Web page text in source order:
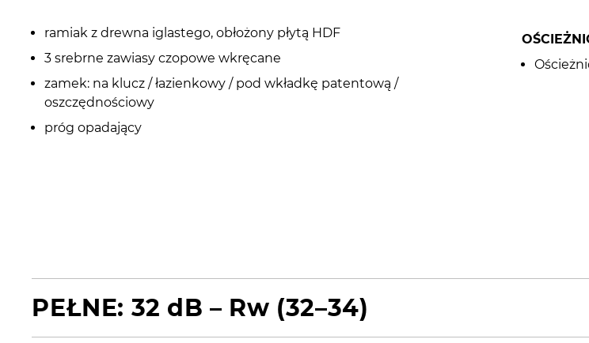
ramiak z drewna iglastego, obłożony płytą HDF
3 srebrne zawiasy czopowe wkręcane
zamek: na klucz / łazienkowy / pod wkładkę patentową /
oszczędnościowy
próg opadający
PEŁNE: 32 dB – Rw (32–34)